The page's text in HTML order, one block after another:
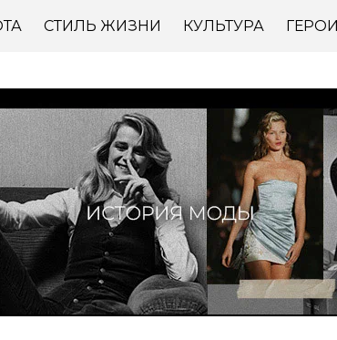
СТИЛЬ ЖИЗНИ КУЛЬТУРА ГЕРОИ